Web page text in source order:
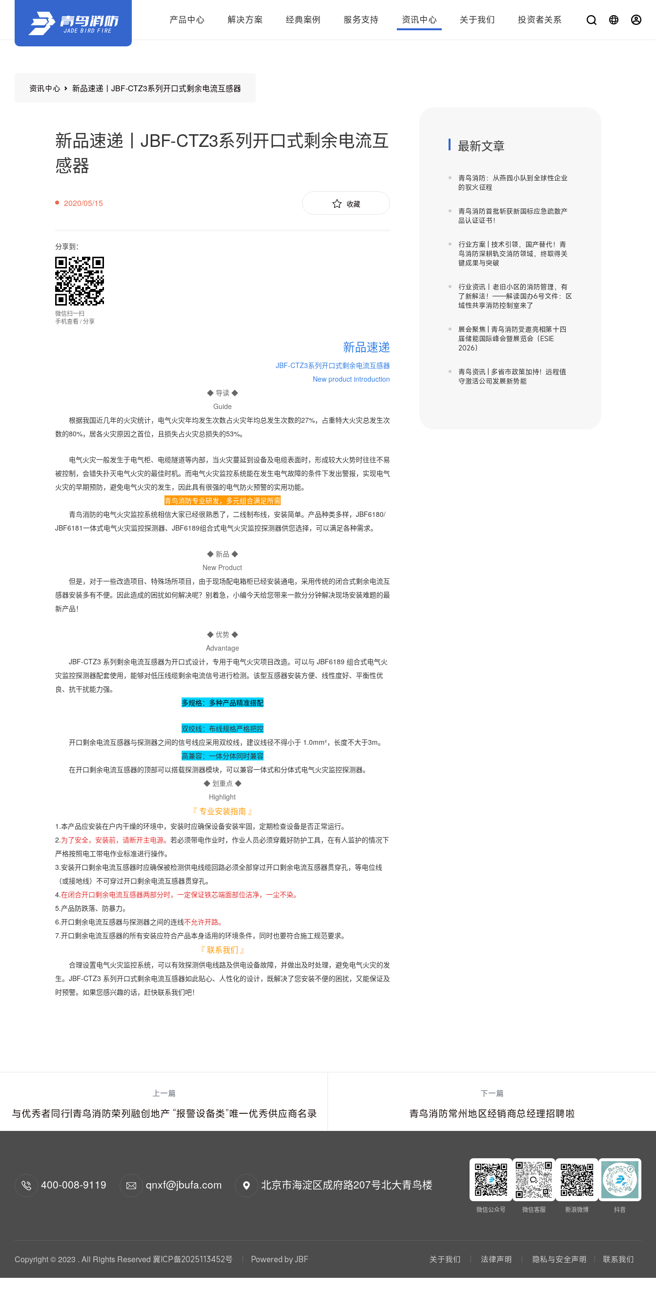
产品中心 解决方案 经典案例 服务支持 资讯中心 关于我们 投资者关系 您在找什么？
资讯中心 新品速递丨JBF-CTZ3系列开口式剩余电流互感器
新品速递丨JBF-CTZ3系列开口式剩余电流互
感器
2020/05/15 收藏
分享到：
微信扫一扫
手机查看 / 分享
新品速递
JBF-CTZ3系列开口式剩余电流互感器
New product introduction
◆ 导读 ◆
Guide
根据我国近几年的火灾统计，电气火灾年均发生次数占火灾年均总发生次数的27%，占重特大火灾总发生次
数的80%，居各火灾原因之首位，且损失占火灾总损失的53%。
电气火灾一般发生于电气柜、电缆隧道等内部，当火灾蔓延到设备及电缆表面时，形成较大火势时往往不易
被控制，会错失扑灭电气火灾的最佳时机。而电气火灾监控系统能在发生电气故障的条件下发出警报，实现电气
火灾的早期预防，避免电气火灾的发生，因此具有很强的电气防火预警的实用功能。
青鸟消防专业研发，多元组合满足所需
青鸟消防的电气火灾监控系统相信大家已经很熟悉了，二线制布线，安装简单。产品种类多样，JBF6180/
JBF6181一体式电气火灾监控探测器、JBF6189组合式电气火灾监控探测器供您选择，可以满足各种需求。
◆ 新品 ◆
New Product
但是，对于一些改造项目、特殊场所项目，由于现场配电箱柜已经安装通电，采用传统的闭合式剩余电流互
感器安装多有不便。因此造成的困扰如何解决呢？别着急，小编今天给您带来一款分分钟解决现场安装难题的最
新产品！
◆ 优势 ◆
Advantage
JBF-CTZ3 系列剩余电流互感器为开口式设计，专用于电气火灾项目改造。可以与 JBF6189 组合式电气火
灾监控探测器配套使用，能够对低压线缆剩余电流信号进行检测。该型互感器安装方便、线性度好、平衡性优
良、抗干扰能力强。
多规格：多种产品精准搭配
双绞线：布线规格严格把控
开口剩余电流互感器与探测器之间的信号线应采用双绞线，建议线径不得小于 1.0mm²，长度不大于3m。
高兼容：一体分体同时兼容
在开口剩余电流互感器的顶部可以搭载探测器模块，可以兼容一体式和分体式电气火灾监控探测器。
◆ 划重点 ◆
Highlight
『 专业安装指南 』
1.本产品应安装在户内干燥的环境中，安装时应确保设备安装牢固，定期检查设备是否正常运行。
2.为了安全，安装前，请断开主电源。 若必须带电作业时，作业人员必须穿戴好防护工具，在有人监护的情况下
严格按照电工带电作业标准进行操作。
3.安装开口剩余电流互感器时应确保被检测供电线缆回路必须全部穿过开口剩余电流互感器贯穿孔，等电位线
（或接地线）不可穿过开口剩余电流互感器贯穿孔。
4.在闭合开口剩余电流互感器两部分时，一定保证铁芯端面部位洁净，一尘不染。
5.产品防跌落、防暴力。
6.开口剩余电流互感器与探测器之间的连线不允许开路。
7.开口剩余电流互感器的所有安装应符合产品本身适用的环境条件，同时也要符合施工规范要求。
『 联系我们 』
合理设置电气火灾监控系统，可以有效探测供电线路及供电设备故障，并做出及时处理，避免电气火灾的发
生。JBF-CTZ3 系列开口式剩余电流互感器如此贴心、人性化的设计，既解决了您安装不便的困扰，又能保证及
时预警。如果您感兴趣的话，赶快联系我们吧！
最新文章
青鸟消防：从燕园小队到全球性企业
的驭火征程
青鸟消防首批斩获新国标应急疏散产
品认证证书！
行业方案 | 技术引领，国产替代！青
鸟消防深耕轨交消防领域，终取得关
键成果与突破
行业资讯｜老旧小区的消防管理，有
了新解法！——解读国办6号文件：区
域性共享消防控制室来了
展会聚焦 | 青鸟消防受邀亮相第十四
届储能国际峰会暨展览会（ESIE
2026）
青鸟资讯 | 多省市政策加持！远程值
守激活公司发展新势能
上一篇
与优秀者同行|青鸟消防荣列融创地产 “报警设备类”唯一优秀供应商名录
下一篇
青鸟消防常州地区经销商总经理招聘啦
400-008-9119 qnxf@jbufa.com 北京市海淀区成府路207号北大青鸟楼
微信公众号 微信客服 新浪微博 抖音
关于我们 法律声明 隐私与安全声明 联系我们
Copyright © 2023 . All Rights Reserved 冀ICP备2025113452号 Powered by JBF